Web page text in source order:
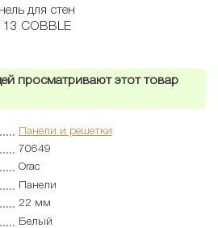
просматривают этот товар
Панели и решетки
70649
Orac
Панели
22 мм
Белый